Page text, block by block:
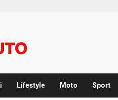
Lifestyle Moto Sport